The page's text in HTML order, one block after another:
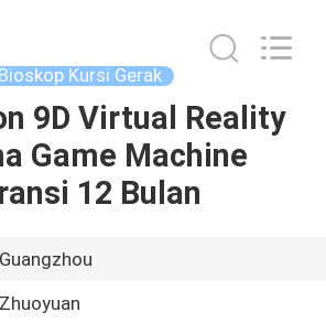
Bioskop Kursi Gerak
9D Virtual Reality
Game Machine
12 Bulan
Guangzhou
Zhuoyuan